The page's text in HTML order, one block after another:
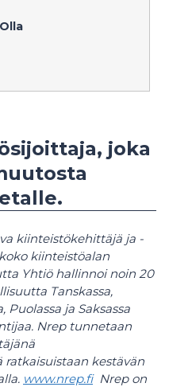
joka
kiinteistökehittäjä ja -
kiinteistöalan
Yhtiö hallinnoi noin 20
Tanskassa,
Puolassa ja Saksassa
Nrep tunnetaan
ratkaisuistaan kestävän
www.nrep.fiNrep on